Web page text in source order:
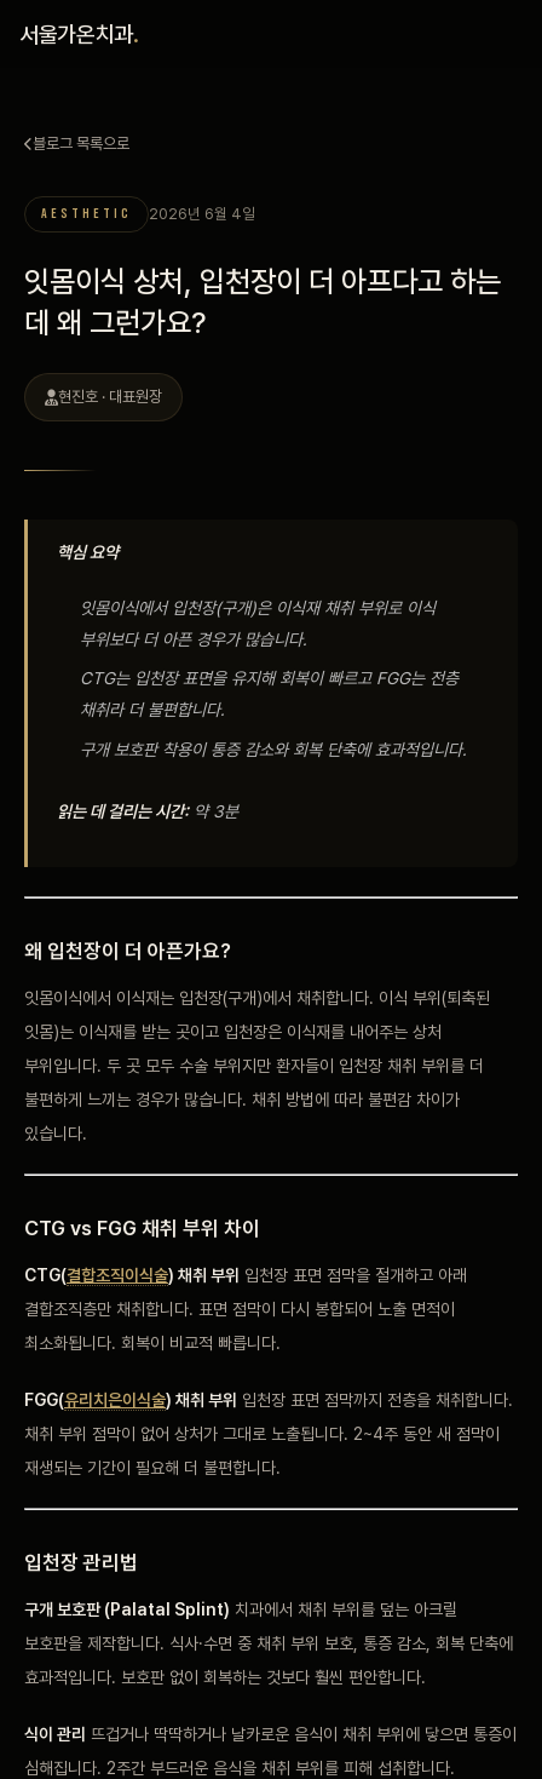
서울가온치과.
커뮤니티
의료진
안내
공지사항
치과 백과사전
블로그 목록으로
AESTHETIC 2026년 6월 4일
잇몸이식 상처, 입천장이 더 아프다고 하는
데 왜 그런가요?
현진호 · 대표원장
핵심 요약
잇몸이식에서 입천장(구개)은 이식재 채취 부위로 이식
부위보다 더 아픈 경우가 많습니다.
CTG는 입천장 표면을 유지해 회복이 빠르고 FGG는 전층
채취라 더 불편합니다.
구개 보호판 착용이 통증 감소와 회복 단축에 효과적입니다.
읽는 데 걸리는 시간:약 3분
왜 입천장이 더 아픈가요?
잇몸이식에서 이식재는 입천장(구개)에서 채취합니다. 이식 부위(퇴축된
잇몸)는 이식재를 받는 곳이고 입천장은 이식재를 내어주는 상처
부위입니다. 두 곳 모두 수술 부위지만 환자들이 입천장 채취 부위를 더
불편하게 느끼는 경우가 많습니다. 채취 방법에 따라 불편감 차이가
있습니다.
CTG vs FGG 채취 부위 차이
CTG(결합조직이식술) 채취 부위 입천장 표면 점막을 절개하고 아래
결합조직층만 채취합니다. 표면 점막이 다시 봉합되어 노출 면적이
최소화됩니다. 회복이 비교적 빠릅니다.
FGG(유리치은이식술) 채취 부위 입천장 표면 점막까지 전층을 채취합니다.
채취 부위 점막이 없어 상처가 그대로 노출됩니다. 2~4주 동안 새 점막이
재생되는 기간이 필요해 더 불편합니다.
입천장 관리법
구개 보호판 (Palatal Splint) 치과에서 채취 부위를 덮는 아크릴
보호판을 제작합니다. 식사·수면 중 채취 부위 보호, 통증 감소, 회복 단축에
효과적입니다. 보호판 없이 회복하는 것보다 훨씬 편안합니다.
식이 관리 뜨겁거나 딱딱하거나 날카로운 음식이 채취 부위에 닿으면 통증이
심해집니다. 2주간 부드러운 음식을 채취 부위를 피해 섭취합니다.